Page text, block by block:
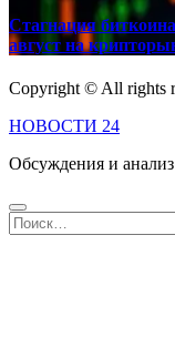
Стагнация
август на
Copyright © All rights
НОВОСТИ 24
Обсуждения и
Найти: